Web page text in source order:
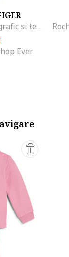
Bluza cu imprimeu grafic si text,
Ever